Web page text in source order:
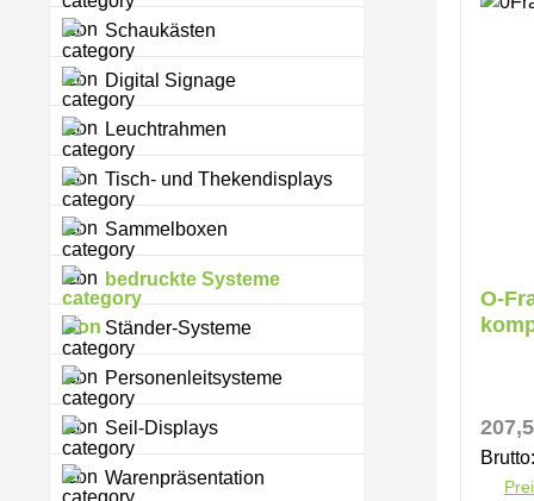
Schaukästen
Digital Signage
Leuchtrahmen
Tisch- und Thekendisplays
Sammelboxen
bedruckte Systeme
Ständer-Systeme
Personenleitsysteme
Seil-Displays
Warenpräsentation
O-